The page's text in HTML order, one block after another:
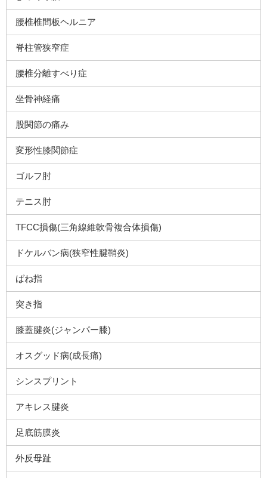
腰椎椎間板ヘルニア
脊柱管狭窄症
腰椎分離すべり症
坐骨神経痛
股関節の痛み
変形性膝関節症
ゴルフ肘
テニス肘
TFCC損傷(三角線維軟骨複合体損傷)
ドケルバン病(狭窄性腱鞘炎)
ばね指
突き指
膝蓋腱炎(ジャンパー膝)
オスグッド病(成長痛)
シンスプリント
アキレス腱炎
足底筋膜炎
外反母趾